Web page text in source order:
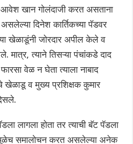
आवेश खान गोलंदाजी करत असताना
दिनेश कार्तिकच्या पॅडवर
खेळाडूंनी जोरदार अपील केले व
मात्र, त्याने तिसऱ्या पंचांकडे दाद
फारसा वेळ न घेता त्याला नाबाद
खेळाडू व मुख्य प्रशिक्षक कुमार
लागला होता तर त्याची बॅट पॅडला
समालोचन करत असलेल्या अनेक